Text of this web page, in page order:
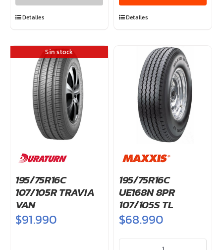
Detalles
cantidad
Detalles
Sin stock
195/75R16C
107/105R TRAVIA
VAN
$91.990
195/75R16C
UE168N 8PR
107/105S TL
$68.990